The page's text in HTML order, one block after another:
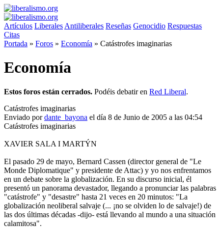
Artículos Liberales Antiliberales Reseñas Genocidio Respuestas
Citas
Portada » Foros » Economía » Catástrofes imaginarias
Economía
Estos foros están cerrados. Podéis debatir en Red Liberal.
Catástrofes imaginarias
Enviado pordante_bayona el día 8 de Junio de 2005 a las 04:54
Catástrofes imaginarias
XAVIER SALA I MARTÝN
El pasado 29 de mayo, Bernard Cassen (director general de "Le
Monde Diplomatique" y presidente de Attac) y yo nos enfrentamos
en un debate sobre la globalización. En su discurso inicial, él
presentó un panorama devastador, llegando a pronunciar las palabras
"catástrofe" y "desastre" hasta 21 veces en 20 minutos: "La
globalización neoliberal salvaje (... ¡no se olviden lo de salvaje!) de
las dos últimas décadas -dijo- está llevando al mundo a una situación
calamitosa".